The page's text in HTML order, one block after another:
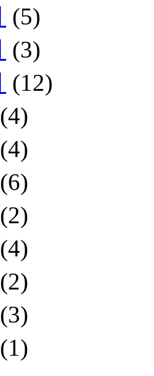
(5)
(3)
(12)
(4)
(4)
(6)
(2)
(4)
(2)
(3)
(1)